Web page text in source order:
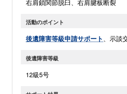
右肩鎖関節脱臼、右肩腱板断裂
活動のポイント
後遺障害等級申請サポート、示談
後遺障害等級
12級5号